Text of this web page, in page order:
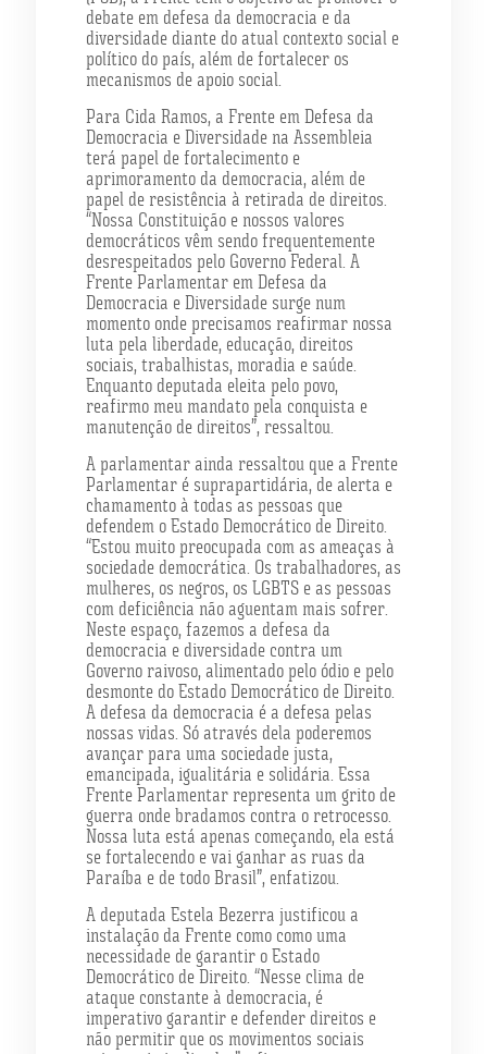
debate em defesa da democracia e da
diversidade diante do atual contexto social e
político do país, além de fortalecer os
mecanismos de apoio social.
Para Cida Ramos, a Frente em Defesa da
Democracia e Diversidade na Assembleia
terá papel de fortalecimento e
aprimoramento da democracia, além de
papel de resistência à retirada de direitos.
“Nossa Constituição e nossos valores
democráticos vêm sendo frequentemente
desrespeitados pelo Governo Federal. A
Frente Parlamentar em Defesa da
Democracia e Diversidade surge num
momento onde precisamos reafirmar nossa
luta pela liberdade, educação, direitos
sociais, trabalhistas, moradia e saúde.
Enquanto deputada eleita pelo povo,
reafirmo meu mandato pela conquista e
manutenção de direitos”, ressaltou.
A parlamentar ainda ressaltou que a Frente
Parlamentar é suprapartidária, de alerta e
chamamento à todas as pessoas que
defendem o Estado Democrático de Direito.
“Estou muito preocupada com as ameaças à
sociedade democrática. Os trabalhadores, as
mulheres, os negros, os LGBTS e as pessoas
com deficiência não aguentam mais sofrer.
Neste espaço, fazemos a defesa da
democracia e diversidade contra um
Governo raivoso, alimentado pelo ódio e pelo
desmonte do Estado Democrático de Direito.
A defesa da democracia é a defesa pelas
nossas vidas. Só através dela poderemos
avançar para uma sociedade justa,
emancipada, igualitária e solidária. Essa
Frente Parlamentar representa um grito de
guerra onde bradamos contra o retrocesso.
Nossa luta está apenas começando, ela está
se fortalecendo e vai ganhar as ruas da
Paraíba e de todo Brasil”, enfatizou.
A deputada Estela Bezerra justificou a
instalação da Frente como como uma
necessidade de garantir o Estado
Democrático de Direito. “Nesse clima de
ataque constante à democracia, é
imperativo garantir e defender direitos e
não permitir que os movimentos sociais